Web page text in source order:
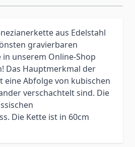
aus Edelstahl
gravierbaren
in unserem Online-Shop
Das Hauptmerkmal der
eine Abfolge von kubischen
verschachtelt sind. Die
Die Kette ist in 60cm